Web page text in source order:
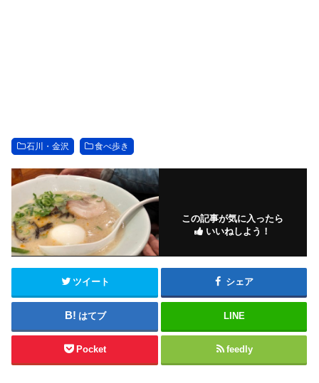
石川・金沢 食べ歩き
この記事が気に入ったら
いいねしよう！
ツイート シェア
はてブ LINE
Pocket feedly